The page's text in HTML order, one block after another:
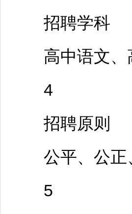
招聘学科
高中语文、
4
招聘原则
公平、公正
5